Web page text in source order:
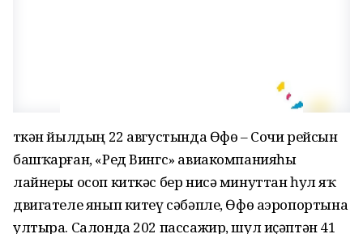
Үткән йылдың 22 августында Өфө – Сочи рейсын
башҡарған, «Ред Вингс» авиакомпанияһы
лайнеры осоп киткәс бер нисә минуттан һул яҡ
двигателе янып китеү сәбәпле, Өфө аэропортына
ултыра. Салонда 202 пассажир, шул иҫәптән 41